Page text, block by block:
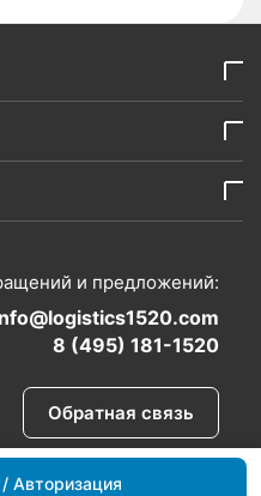
и предложений:
8 (495) 181-1520
Обратная связь
Авторизация